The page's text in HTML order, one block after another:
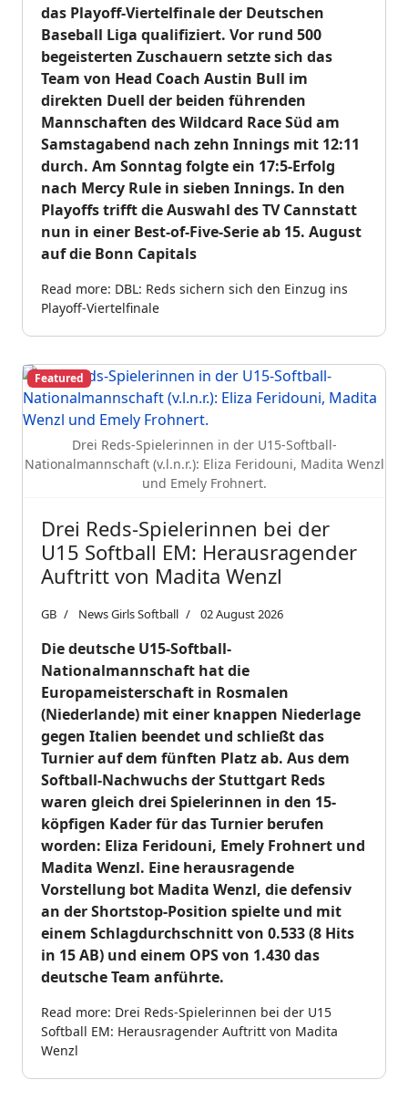
das Playoff-Viertelfinale der Deutschen
Baseball Liga qualifiziert. Vor rund 500
begeisterten Zuschauern setzte sich das
Team von Head Coach Austin Bull im
direkten Duell der beiden führenden
Mannschaften des Wildcard Race Süd am
Samstagabend nach zehn Innings mit 12:11
durch. Am Sonntag folgte ein 17:5-Erfolg
nach Mercy Rule in sieben Innings. In den
Playoffs trifft die Auswahl des TV Cannstatt
nun in einer Best-of-Five-Serie ab 15. August
auf die Bonn Capitals
Read more: DBL: Reds sichern sich den Einzug ins
Playoff-Viertelfinale
Drei Reds-Spielerinnen in der U15-Softball-
Nationalmannschaft (v.l.n.r.): Eliza Feridouni, Madita Wenzl
und Emely Frohnert.
Featured
Drei Reds-Spielerinnen bei der
U15 Softball EM: Herausragender
Auftritt von Madita Wenzl
GB News Girls Softball 02 August 2026
Die deutsche U15-Softball-
Nationalmannschaft hat die
Europameisterschaft in Rosmalen
(Niederlande) mit einer knappen Niederlage
gegen Italien beendet und schließt das
Turnier auf dem fünften Platz ab. Aus dem
Softball-Nachwuchs der Stuttgart Reds
waren gleich drei Spielerinnen in den 15-
köpfigen Kader für das Turnier berufen
worden: Eliza Feridouni, Emely Frohnert und
Madita Wenzl. Eine herausragende
Vorstellung bot Madita Wenzl, die defensiv
an der Shortstop-Position spielte und mit
einem Schlagdurchschnitt von 0.533 (8 Hits
in 15 AB) und einem OPS von 1.430 das
deutsche Team anführte.
Read more: Drei Reds-Spielerinnen bei der U15
Softball EM: Herausragender Auftritt von Madita
Wenzl